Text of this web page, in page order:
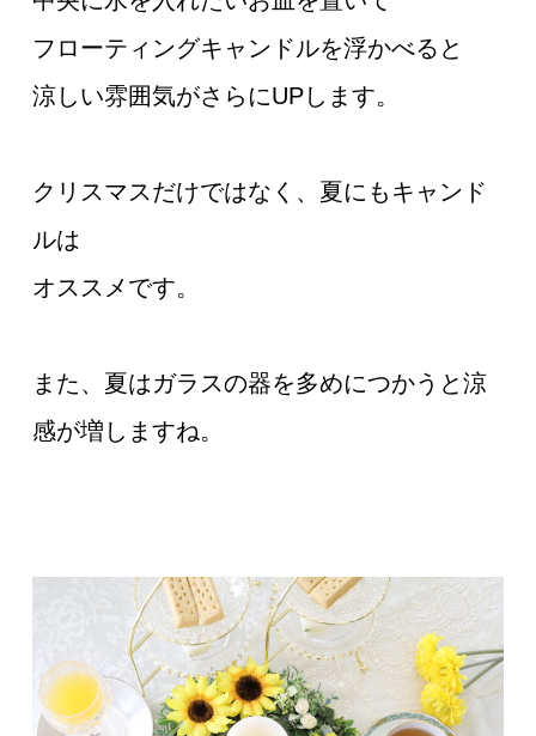
フローティングキャンドルを浮かべると
涼しい雰囲気がさらにUPします。
クリスマスだけではなく、夏にもキャンド
ルは
オススメです。
また、夏はガラスの器を多めにつかうと涼
感が増しますね。